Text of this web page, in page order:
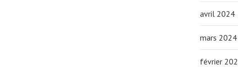
avril 2024
mars 2024
février